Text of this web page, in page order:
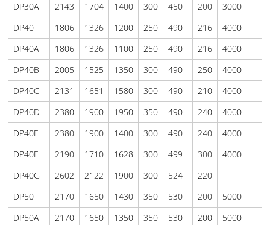
DP30A
2143 1704 1400 300 450 200
3000
DP40
1806 1326 1200 250 490 216
4000
DP40A
1806 1326 1100 250 490 216
4000
DP40B
2005 1525 1350 300 490 250
4000
DP40C
2131 1651 1580 300 490 210
4000
DP40D
2380 1900 1950 350 490 240
4000
DP40E
2380 1900 1400 300 490 240
4000
DP40F
2190 1710 1628 300 499 300
4000
DP40G
2602 2122 1900 300 524
220
DP50
2170 1650 1430 350 530 200
5000
DP50A
2170 1650 1350 350 530 200 5000